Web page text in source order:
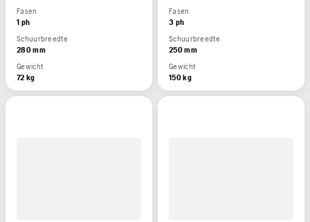
Fasen
1 ph
Schuurbreedte
280 mm
Gewicht
72 kg
Fasen
3 ph
Schuurbreedte
250 mm
Gewicht
150 kg